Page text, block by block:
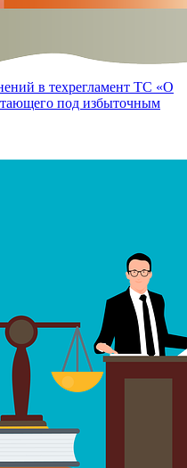
в техрегламент ТС «О
под избыточным